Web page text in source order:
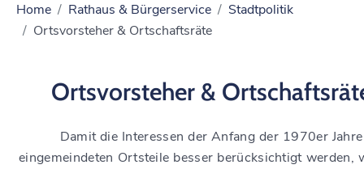
Home Rathaus & Bürgerservice
Stadtpolitik
Ortsvorsteher & Ortschaftsräte
Ortsvorsteher &
Damit die Interessen der Anfang der 1970er Jahre
eingemeindeten Ortsteile besser berücksichtigt werden,